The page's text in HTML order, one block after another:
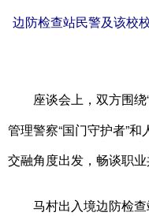
边防检查站民警及该校
座谈会上，双方围绕
管理警察“国门守护者”
交融角度出发，畅谈职
马村出入境边防检